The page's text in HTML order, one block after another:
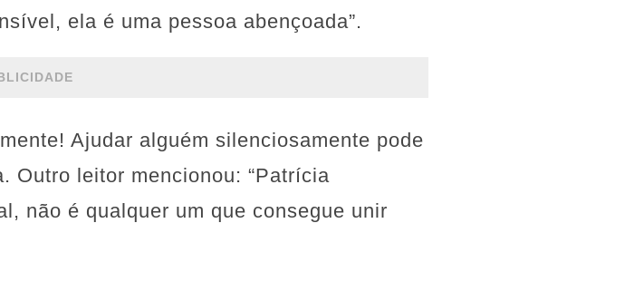
ela é uma pessoa abençoada”.
Ajudar alguém silenciosamente pode
Outro leitor mencionou: “Patrícia
não é qualquer um que consegue unir